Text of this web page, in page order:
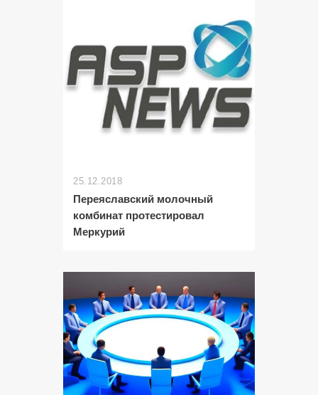
25.12.2018
Переяславский молочный
комбинат протестировал
Меркурий